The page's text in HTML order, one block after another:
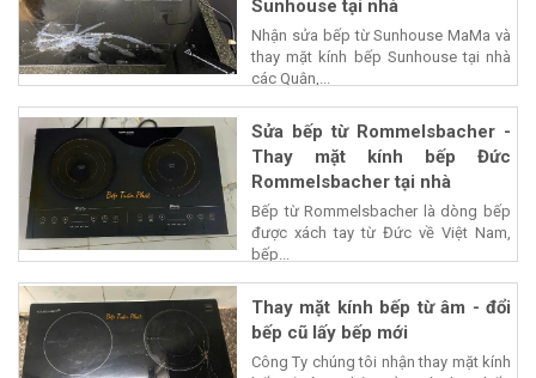
Sunhouse tại nhà
Nhận sửa bếp từ Sunhouse MaMa và
thay mặt kính bếp Sunhouse tại nhà
các Quận,...
Sửa bếp từ Rommelsbacher -
Thay mặt kính bếp Đức
Rommelsbacher tại nhà
Bếp từ Rommelsbacher là dòng bếp
được xách tay từ Đức về Việt Nam,
bếp...
Thay mặt kính bếp từ âm - đổi
bếp cũ lấy bếp mới
Công Ty chúng tôi nhận thay mặt kính